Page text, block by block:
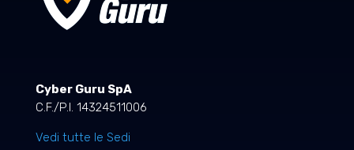
Cyber Guru SpA
C.F./P.I. 14324511006
Vedi tutte le Sedi